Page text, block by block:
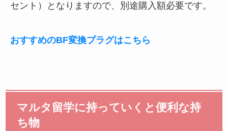
セント）となりますので、別途購入額必要です。
おすすめのBF変換プラグはこちら
マルタ留学に持っていくと便利な持
ち物